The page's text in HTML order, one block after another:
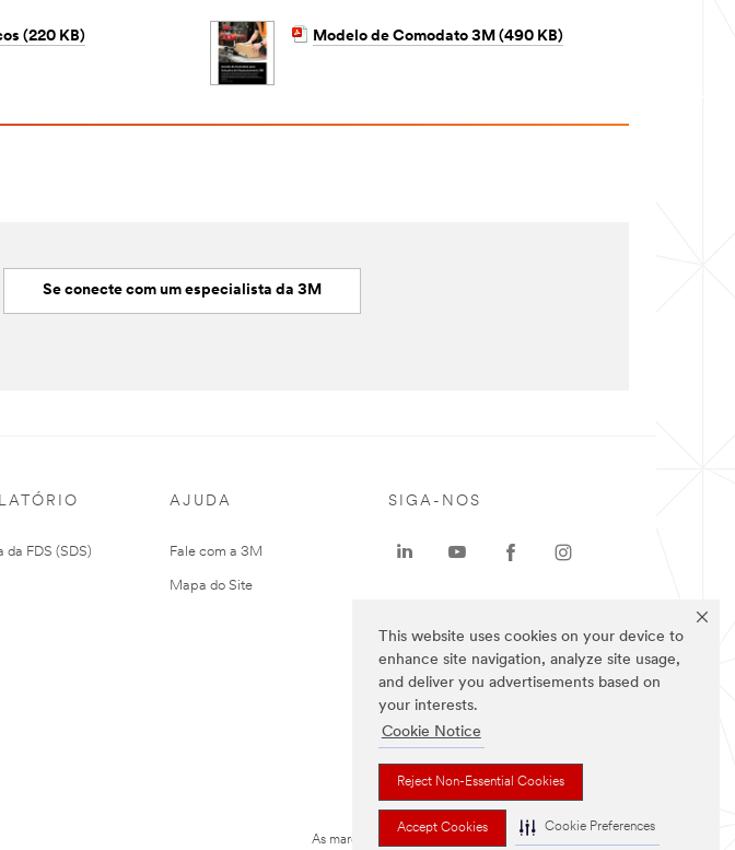
This website uses cookies on your device to
enhance site navigation, analyze site usage,
and deliver you advertisements based on
your interests.
Cookie Notice
Reject Non-Essential Cookies
Accept Cookies Cookie Preferences
(220 KB) Modelo de Comodato 3M (490 KB)
Se conecte com um especialista da 3M
da FDS (SDS)
AJUDA
Fale com a 3M
Mapa do Site
SIGA-NOS
As marcas listadas a cima são marcas